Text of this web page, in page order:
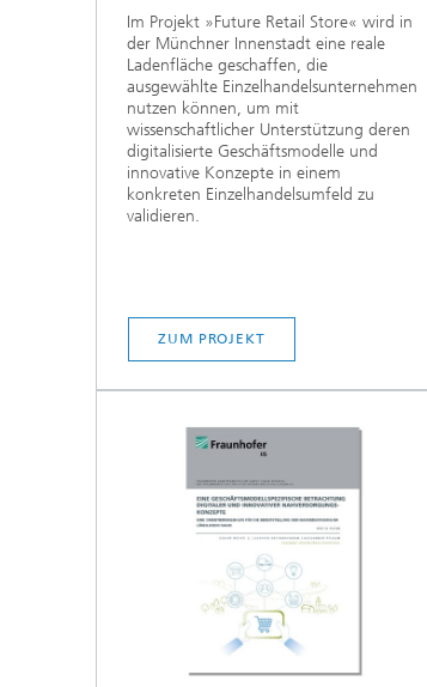
Im Projekt »Future Retail Store« wird in
der Münchner Innenstadt eine reale
Ladenfläche geschaffen, die
ausgewählte Einzelhandelsunternehmen
nutzen können, um mit
wissenschaftlicher Unterstützung deren
digitalisierte Geschäftsmodelle und
innovative Konzepte in einem
konkreten Einzelhandelsumfeld zu
validieren.
ZUM PROJEKT